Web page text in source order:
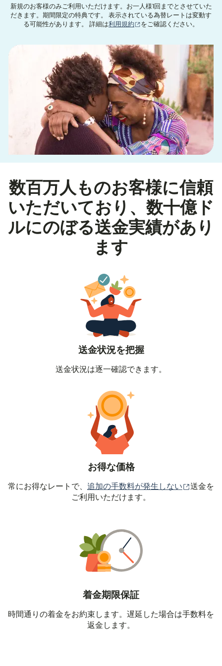
新規のお客様のみご利用いただけます。お一人様1回までとさせていた
だきます。期間限定の特典です。 表示されている為替レートは変動す
る可能性があります。 詳細は利用規約 （別ウィンドウで開きます
をご確認ください。
数百万人ものお客様に信頼
いただいており、数十億ド
ルにのぼる送金実績があり
ます
送金状況を把握
送金状況は逐一確認できます。
お得な価格
常にお得なレートで、 追加の手数料が発生しない （別ウ
送金を
ご利用いただけます。
着金期限保証
時間通りの着金をお約束します。遅延した場合は手数料を
返金します。